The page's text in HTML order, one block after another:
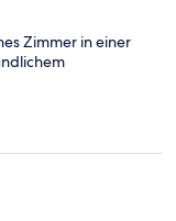
Zimmer in einer